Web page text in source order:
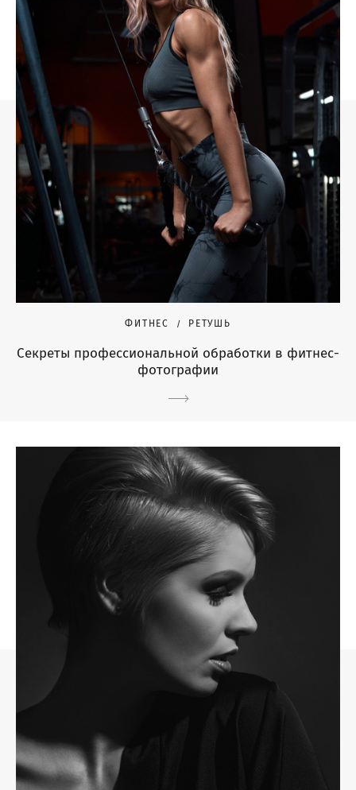
ФИТНЕС РЕТУШЬ
Секреты профессиональной обработки в фитнес-
фотографии